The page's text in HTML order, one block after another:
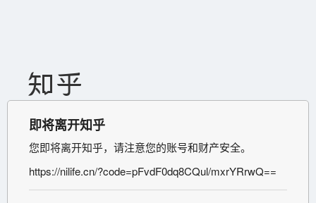
即将离开知乎
您即将离开知乎，请注意您的账号和财产安全。
https://nilife.cn/?code=pFvdF0dq8CQul/mxrYRrwQ==